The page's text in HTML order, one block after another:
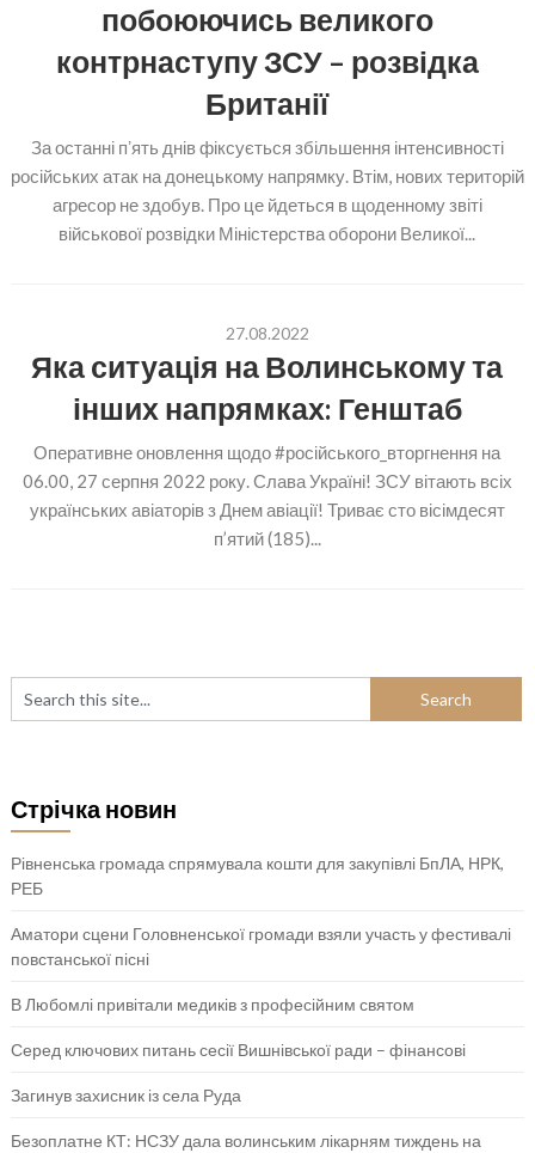
побоюючись великого
контрнаступу ЗСУ – розвідка
Британії
За останні пʼять днів фіксується збільшення інтенсивності
російських атак на донецькому напрямку. Втім, нових територій
агресор не здобув. Про це йдеться в щоденному звіті
військової розвідки Міністерства оборони Великої...
27.08.2022
Яка ситуація на Волинському та
інших напрямках: Генштаб
Оперативне оновлення щодо #російського_вторгнення на
06.00, 27 серпня 2022 року. Слава Україні! ЗСУ вітають всіх
українських авіаторів з Днем авіації! Триває сто вісімдесят
п’ятий (185)...
Стрічка новин
Рівненська громада спрямувала кошти для закупівлі БпЛА, НРК,
РЕБ
Аматори сцени Головненської громади взяли участь у фестивалі
повстанської пісні
В Любомлі привітали медиків з професійним святом
Серед ключових питань сесії Вишнівської ради – фінансові
Загинув захисник із села Руда
Безоплатне КТ: НСЗУ дала волинським лікарням тиждень на